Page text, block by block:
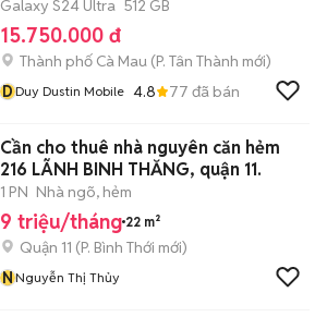
Galaxy S24 Ultra 512 GB
15.750.000 đ
Thành phố Cà Mau (P. Tân Thành mới)
DDuy Dustin Mobile 4.8 77 đã bán
Cần cho thuê nhà nguyên căn hẻm
216 LÃNH BINH THĂNG, quận 11.
1 PN Nhà ngõ, hẻm
9 triệu/tháng 22 m²
Quận 11 (P. Bình Thới mới)
NNguyễn Thị Thủy